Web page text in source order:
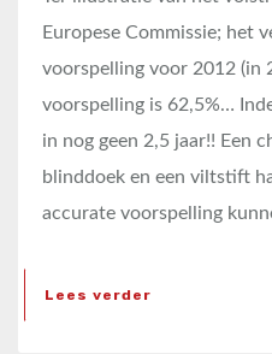
Europese Commissie; het
voorspelling voor 2012 (in
voorspelling is 62,5%…
in nog geen 2,5 jaar!! Een
blinddoek en een viltstift
accurate voorspelling
Lees verder